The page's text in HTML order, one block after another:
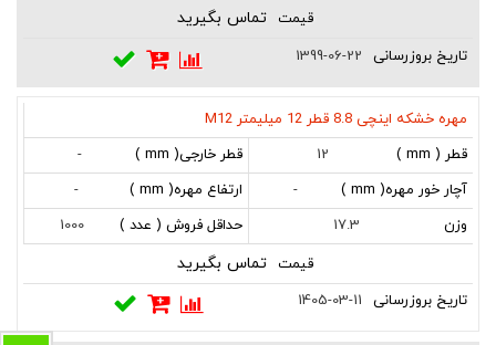
تماس بگیرید
1399-06-22
مهره خشکه اینچی 8.8 قطر 12 میلیمتر M12
12
-
-
-
17.3
1000
تماس بگیرید
1405-03-11